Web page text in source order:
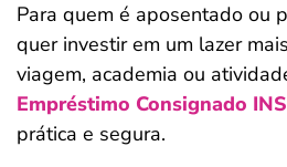
Para quem é aposentado ou
quer investir em um lazer
viagem, academia ou
Empréstimo Consignado
prática e segura.